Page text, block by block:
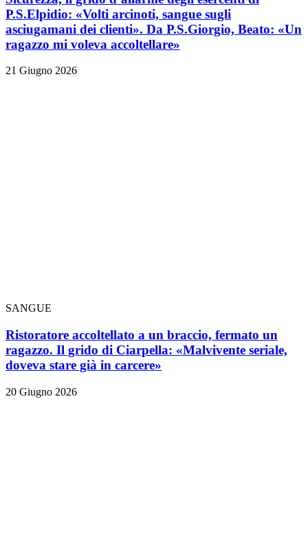
P.S.Elpidio: «Volti arcinoti, sangue sugli
asciugamani dei clienti». Da P.S.Giorgio, Beato: «Un
ragazzo mi voleva accoltellare»
21 Giugno 2026
SANGUE
Ristoratore accoltellato a un braccio, fermato un
ragazzo. Il grido di Ciarpella: «Malvivente seriale,
doveva stare già in carcere»
20 Giugno 2026